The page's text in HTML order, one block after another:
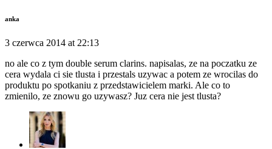
anka
3 czerwca 2014 at 22:13
no ale co z tym double serum clarins. napisalas, ze na poczatku ze
cera wydala ci sie tlusta i przestals uzywac a potem ze wrocilas do
produktu po spotkaniu z przedstawicielem marki. Ale co to
zmienilo, ze znowu go uzywasz? Juz cera nie jest tlusta?